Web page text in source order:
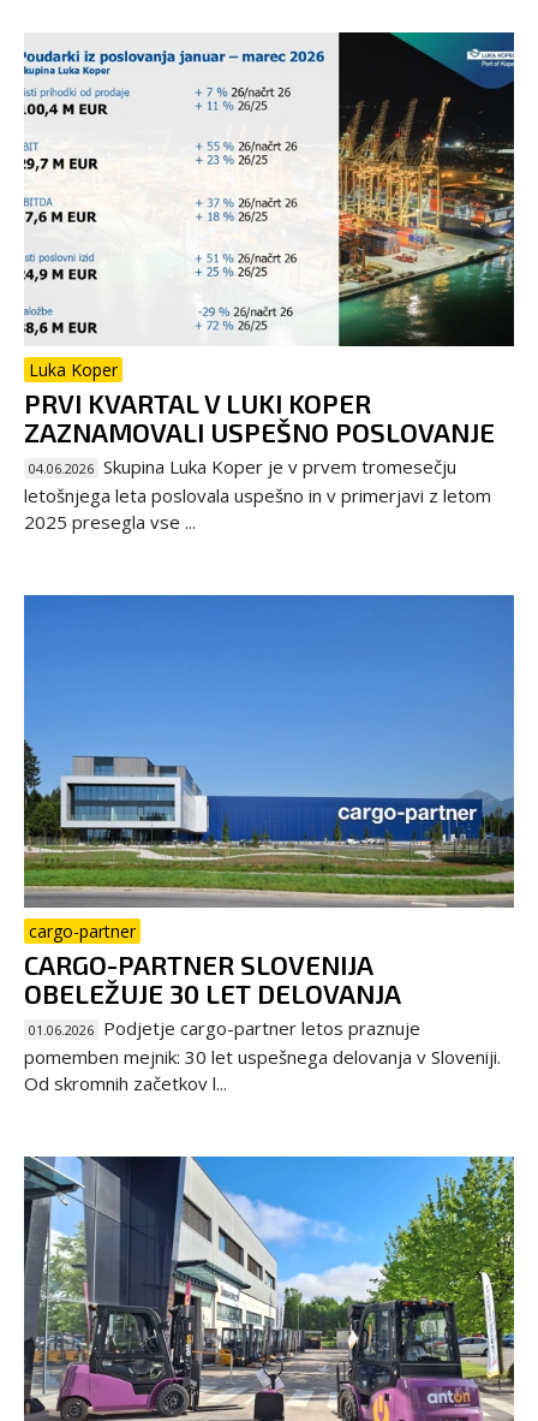
Luka Koper
PRVI KVARTAL V LUKI KOPER
ZAZNAMOVALI USPEŠNO POSLOVANJE
04.06.2026 Skupina Luka Koper je v prvem tromesečju
letošnjega leta poslovala uspešno in v primerjavi z letom
2025 presegla vse ...
cargo-partner
CARGO-PARTNER SLOVENIJA
OBELEŽUJE 30 LET DELOVANJA
01.06.2026 Podjetje cargo-partner letos praznuje
pomemben mejnik: 30 let uspešnega delovanja v Sloveniji.
Od skromnih začetkov l...